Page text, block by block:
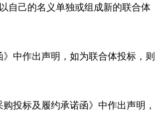
自己的名义单独或组成新的联合体
中作出声明，如为联合体投标，则
投标及履约承诺函》中作出声明，